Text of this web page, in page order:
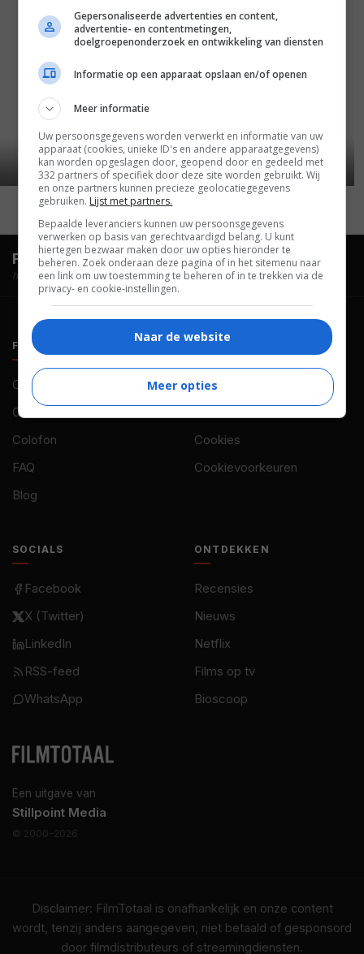
Milgaard (1999)
FilmTotaal.Hét online filmoverzicht.
hosted by
Een uitgave van
Stillpoint Media
© 2000–2026
FILMTOTAAL
Contact
Over ons
Colofon
FAQ
Blog
Privacy
Cookies
Cookievoorkeuren
SOCIALS
Facebook
X (Twitter)
LinkedIn
RSS-feed
WhatsApp
ONTDEKKEN
Recensies
Nieuws
Netflix
Films op tv
Bioscoop
Disclaimer: FilmTotaal is onafhankelijk en onze content
wordt, tenzij anders aangegeven, niet betaald of gesponsord
door filmdistributeurs of streamingdiensten.
Gepersonaliseerde advertenties en content,
advertentie- en contentmetingen,
doelgroepenonderzoek en ontwikkeling van diensten
Informatie op een apparaat opslaan en/of openen
Meer informatie
Uw persoonsgegevens worden verwerkt en informatie van uw
apparaat (cookies, unieke ID's en andere apparaatgegevens)
kan worden opgeslagen door, geopend door en gedeeld met
332 partners of specifiek door deze site worden gebruikt. Wij
en onze partners kunnen precieze geolocatiegegevens
gebruiken. Lijst met partners.
Bepaalde leveranciers kunnen uw persoonsgegevens
verwerken op basis van gerechtvaardigd belang. U kunt
hiertegen bezwaar maken door uw opties hieronder te
beheren. Zoek onderaan deze pagina of in het sitemenu naar
een link om uw toestemming te beheren of in te trekken via de
privacy- en cookie-instellingen.
Naar de website
Meer opties